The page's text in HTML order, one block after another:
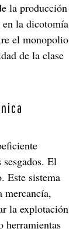
la producción
la dicotomía
el monopolio
de la clase
El
Este sistema
mercancía,
la explotación
herramientas